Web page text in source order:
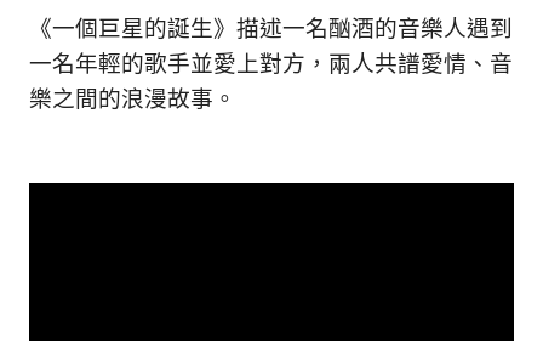
《一個巨星的誕生》描述一名酗酒的音樂人遇到
一名年輕的歌手並愛上對方，兩人共譜愛情、音
樂之間的浪漫故事。